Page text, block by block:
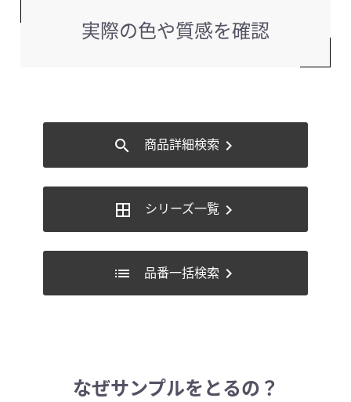
実際の色や質感を確認
search 商品詳細検索 chevron_right
border_all シリーズ一覧chevron_right
list 品番一括検索 chevron_right
なぜサンプルをとるの？